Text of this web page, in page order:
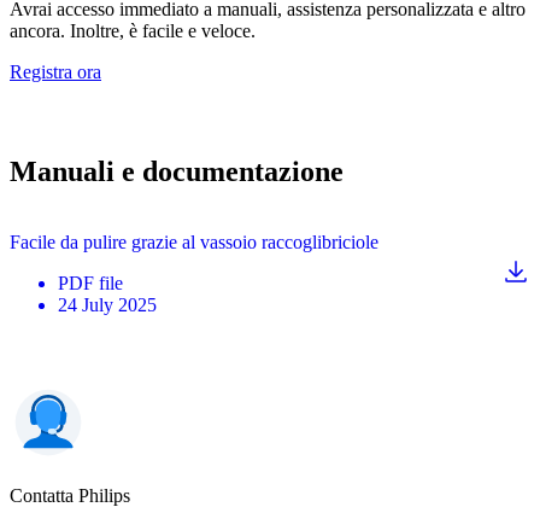
Avrai accesso immediato a manuali, assistenza personalizzata e altro
ancora. Inoltre, è facile e veloce.
Registra ora
Manuali e documentazione
Facile da pulire grazie al vassoio raccoglibriciole
PDF file
24 July 2025
Contatta Philips